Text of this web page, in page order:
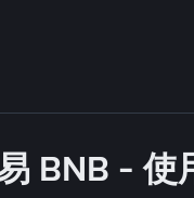
BNB - 使